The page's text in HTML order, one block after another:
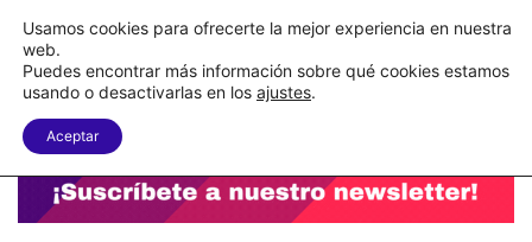
C&A México completa la implementación de su WMS en la nube
Menu
Usamos cookies para ofrecerte la mejor experiencia en nuestra
web.
Puedes encontrar más información sobre qué cookies estamos
usando o desactivarlas en los ajustes.
Aceptar